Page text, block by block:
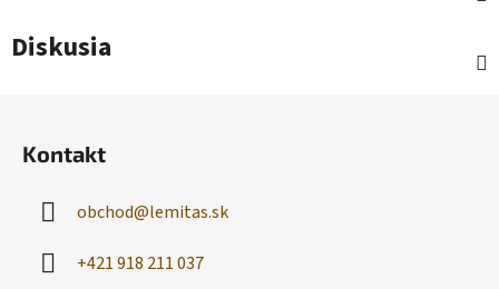
Diskusia
Kontakt
obchod@lemitas.sk
+421 918 211 037